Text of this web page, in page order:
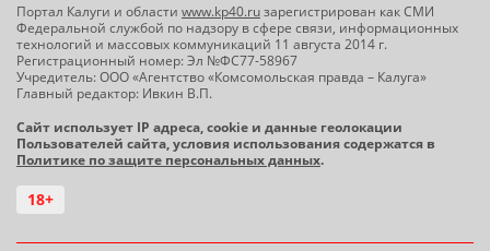
Портал Калуги и области www.kp40.ruзарегистрирован как СМИ
Федеральной службой по надзору в сфере связи, информационных
технологий и массовых коммуникаций 11 августа 2014 г.
Регистрационный номер: Эл №ФС77-58967
Учредитель: ООО «Агентство «Комсомольская правда – Калуга»
Главный редактор: Ивкин В.П.
Сайт использует IP адреса, cookie и данные геолокации
Пользователей сайта, условия использования содержатся в
Политике по защите персональных данных.
18+